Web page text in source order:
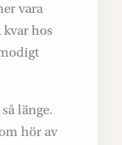
vara
hos
länge.
hör av